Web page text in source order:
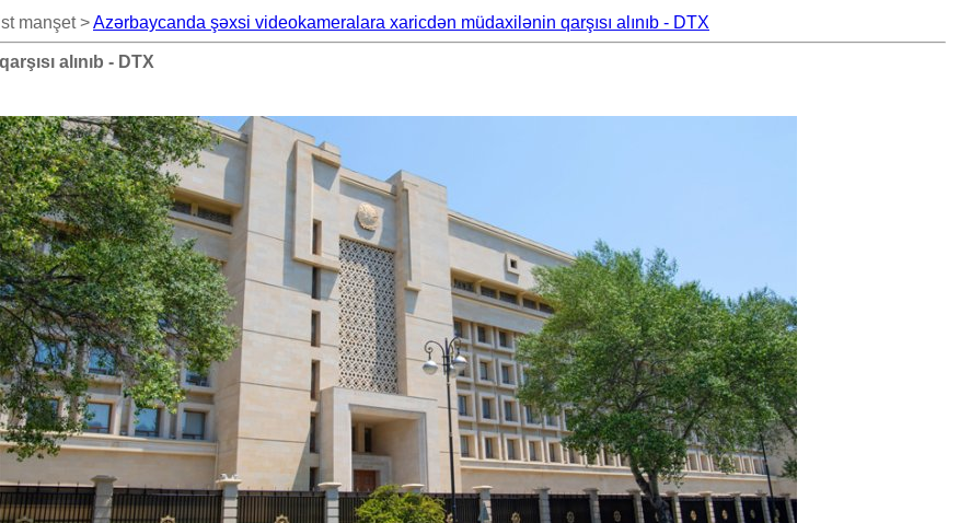
manşet >Azərbaycanda şəxsi videokameralara xaricdən müdaxilənin qarşısı alınıb - DTX
alınıb - DTX